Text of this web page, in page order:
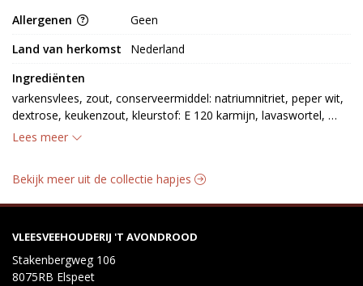
Allergenen
Geen
Land van herkomst
Nederland
Ingrediënten
varkensvlees, zout, conserveermiddel: natriumnitriet, peper wit,
dextrose, keukenzout, kleurstof: E 120 karmijn, lavaswortel,
foelie, koriander, starterculturen: (Staphylococcus carnosus,
Lees meer
Bekijk meer uit de collectie hapjes
VLEESVEEHOUDERIJ 'T AVONDROOD
Stakenbergweg 106
8075RB Elspeet